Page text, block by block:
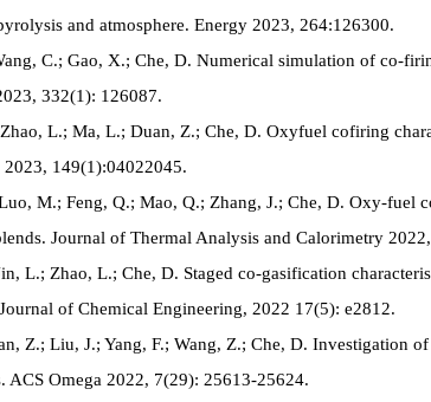
and atmosphere. Energy 2023, 264:126300.
C.; Gao, X.; Che, D. Numerical simulation of co-
332(1): 126087.
L.; Ma, L.; Duan, Z.; Che, D. Oxyfuel cofiring
149(1):04022045.
M.; Feng, Q.; Mao, Q.; Zhang, J.; Che, D. Oxy-fuel
Journal of Thermal Analysis and Calorimetry
L.; Zhao, L.; Che, D. Staged co-gasification
of Chemical Engineering, 2022 17(5): e2812.
Z.; Liu, J.; Yang, F.; Wang, Z.; Che, D. Investigation
Omega 2022, 7(29): 25613-25624.